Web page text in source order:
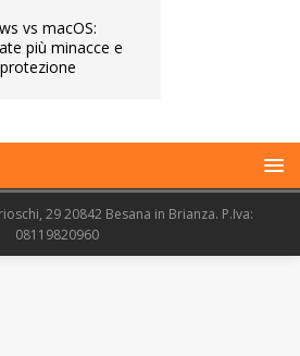
vs macOS:
più minacce e
29 20842 Besana in Brianza. P.Iva:
08119820960